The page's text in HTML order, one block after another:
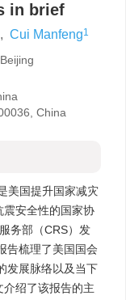
in brief
, Cui Manfeng1
China
美国提升国家减灾
震安全性的国家协
务部（CRS）发
告梳理了美国国会
发展脉络以及当下
绍了该报告的主